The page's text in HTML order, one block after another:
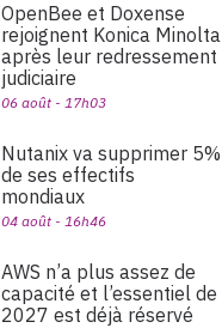
OpenBee et Doxense
rejoignent Konica Minolta
après leur redressement
judiciaire
06 août - 17h03
Nutanix va supprimer 5%
de ses effectifs
mondiaux
04 août - 16h46
AWS n’a plus assez de
capacité et l’essentiel de
2027 est déjà réservé